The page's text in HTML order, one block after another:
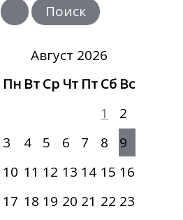
и
с
Август 2026
Пн ВтСр Чт ПтСб Вс
1
2
3
4 5 6 7 8
9
10 11 12 13 14 15 16
17 18 19 20 21 22 23